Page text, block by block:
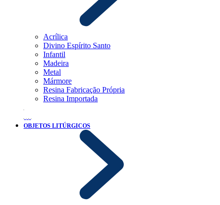
Acrílica
Divino Espírito Santo
Infantil
Madeira
Metal
Mármore
Resina Fabricação Própria
Resina Importada
OBJETOS LITÚRGICOS